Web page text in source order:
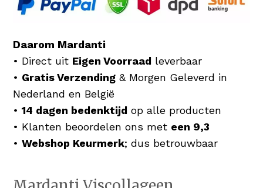
Daarom Mardanti
• Direct uit Eigen Voorraad leverbaar
• Gratis Verzending & Morgen Geleverd in
Nederland en België
•14 dagen bedenktijd op alle producten
• Klanten beoordelen ons met een 9,3
•Webshop Keurmerk; dus betrouwbaar